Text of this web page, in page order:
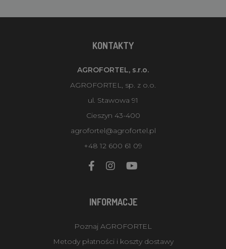
KONTAKTY
AGROFORTEL, s.r.o.
AGROFORTEL, sp. z o.o.
ul. Stawowa 91
Cieszyn 43-400
agrofortel@agrofortel.pl
+48 12 600 61 09
INFORMACJE
Poznaj AGROFORTEL
Metody płatności i koszty dostawy